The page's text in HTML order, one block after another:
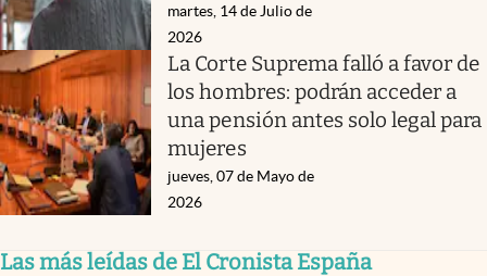
martes, 14 de Julio de
2026
La Corte Suprema falló a favor de
los hombres: podrán acceder a
una pensión antes solo legal para
mujeres
jueves, 07 de Mayo de
2026
Las más leídas de El Cronista España